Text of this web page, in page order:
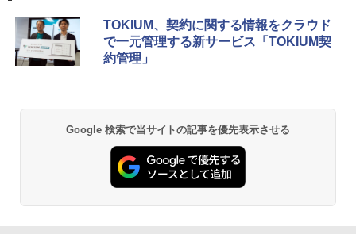
TOKIUM、契約に関する情報をクラウド
で一元管理する新サービス「TOKIUM契
約管理」
Google 検索で当サイトの記事を優先表示させる